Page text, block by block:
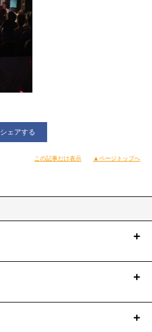
シェアする
この記事だけ表示 ▲ページトップへ